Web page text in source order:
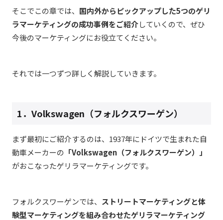
そこでこの章では、 国内外からピックアップした5つのゲリ
ラマーケティングの成功事例をご紹介していくので、ぜひ
今後のマーケティングにお役立てください。
それでは一つずつ詳しく解説していきます。
1．Volkswagen（フォルクスワーゲン）
まず最初にご紹介するのは、1937年にドイツで生まれた自
動車メーカーの 「Volkswagen（フォルクスワーゲン）」
がおこなったゲリラマーケティングです。
フォルクスワーゲンでは、 ストリートマーケティングと体
験型マーケティングを組み合わせたゲリラマーケティング